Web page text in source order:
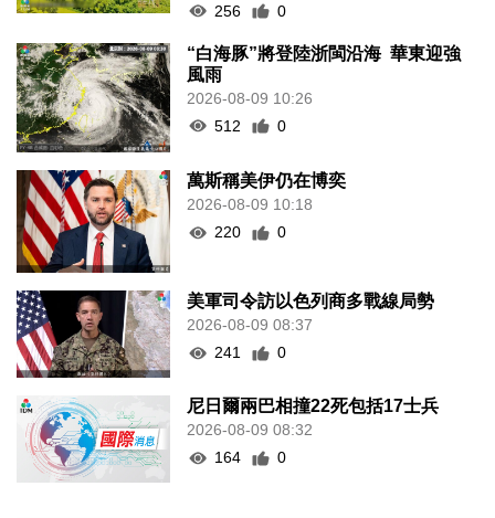
256
0
“白海豚”將登陸浙閩沿海 華東迎強
風雨
2026-08-09 10:26
512
0
萬斯稱美伊仍在博奕
2026-08-09 10:18
220
0
美軍司令訪以色列商多戰線局勢
2026-08-09 08:37
241
0
尼日爾兩巴相撞22死包括17士兵
2026-08-09 08:32
164
0